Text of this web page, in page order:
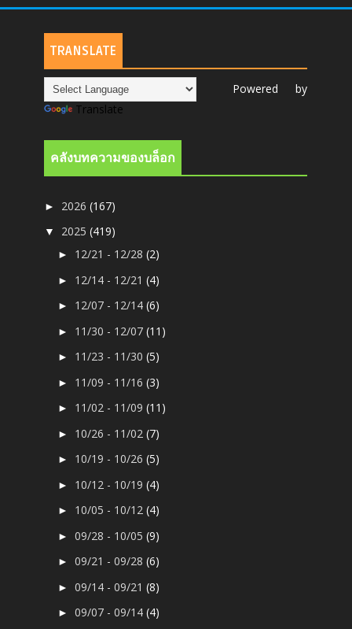
TRANSLATE
Powered by
Translate
คลังบทความของบล็อก
► 2026(167)
▼ 2025(419)
► 12/21 - 12/28(2)
► 12/14 - 12/21(4)
► 12/07 - 12/14(6)
► 11/30 - 12/07(11)
► 11/23 - 11/30(5)
► 11/09 - 11/16(3)
► 11/02 - 11/09(11)
► 10/26 - 11/02(7)
► 10/19 - 10/26(5)
► 10/12 - 10/19(4)
► 10/05 - 10/12(4)
►09/28 - 10/05(9)
►09/21 - 09/28(6)
►09/14 - 09/21(8)
►09/07 - 09/14(4)